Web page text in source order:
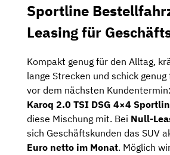
Sportline
Leasing für
Kompakt genug für den Alltag,
lange Strecken und schick
vor dem nächsten
Karoq 2.0 TSI DSG 4×4
diese Mischung mit. Bei Null-
sich Geschäftskunden das SUV
Euro netto im Monat. Möglich